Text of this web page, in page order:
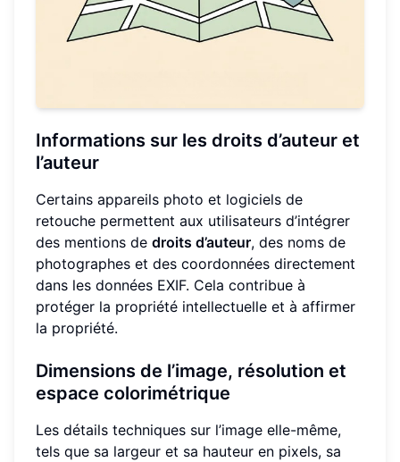
Informations sur les droits d’auteur et
l’auteur
Certains appareils photo et logiciels de
retouche permettent aux utilisateurs d’intégrer
des mentions de droits d’auteur, des noms de
photographes et des coordonnées directement
dans les données EXIF. Cela contribue à
protéger la propriété intellectuelle et à affirmer
la propriété.
Dimensions de l’image, résolution et
espace colorimétrique
Les détails techniques sur l’image elle-même,
tels que sa largeur et sa hauteur en pixels, sa